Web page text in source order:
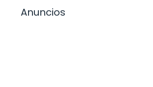
Anuncios